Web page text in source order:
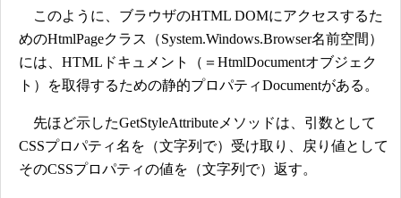
このように、ブラウザのHTML DOMにアクセスするた
めのHtmlPageクラス（System.Windows.Browser名前空間）
には、HTMLドキュメント（＝HtmlDocumentオブジェク
ト）を取得するための静的プロパティDocumentがある。
先ほど示したGetStyleAttributeメソッドは、引数として
CSSプロパティ名を（文字列で）受け取り、戻り値として
そのCSSプロパティの値を（文字列で）返す。